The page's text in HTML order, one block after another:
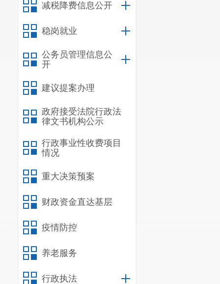
减税降费信息公开
稳岗就业
公务员管理信息公
开
建议提案办理
政府接受法院行政法
律文书机构公示
行政事业性收费项目
情况
重大决策预案
财政资金直达基层
疫情防控
养老服务
行政执法